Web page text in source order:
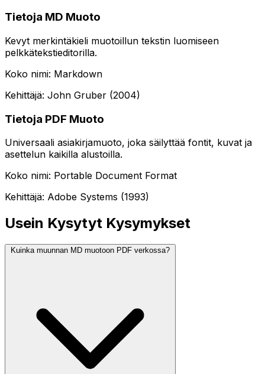
Tietoja MD Muoto
Kevyt merkintäkieli muotoillun tekstin luomiseen
pelkkätekstieditorilla.
Koko nimi: Markdown
Kehittäjä: John Gruber (2004)
Tietoja PDF Muoto
Universaali asiakirjamuoto, joka säilyttää fontit, kuvat ja
asettelun kaikilla alustoilla.
Koko nimi: Portable Document Format
Kehittäjä: Adobe Systems (1993)
Usein Kysytyt Kysymykset
Kuinka muunnan MD muotoon PDF verkossa?